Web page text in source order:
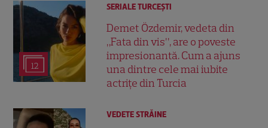
12
SERIALE TURCEŞTI
Demet Özdemir, vedeta din
„Fata din vis”, are o poveste
impresionantă. Cum a ajuns
una dintre cele mai iubite
actrițe din Turcia
VEDETE STRĂINE